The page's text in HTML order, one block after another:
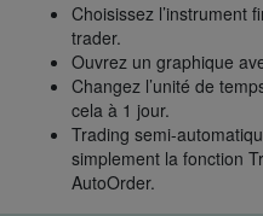
Choisissez l’instrument
trader.
Ouvrez un graphique
Changez l’unité de
cela à 1 jour.
Trading semi-
simplement la fonction
AutoOrder.